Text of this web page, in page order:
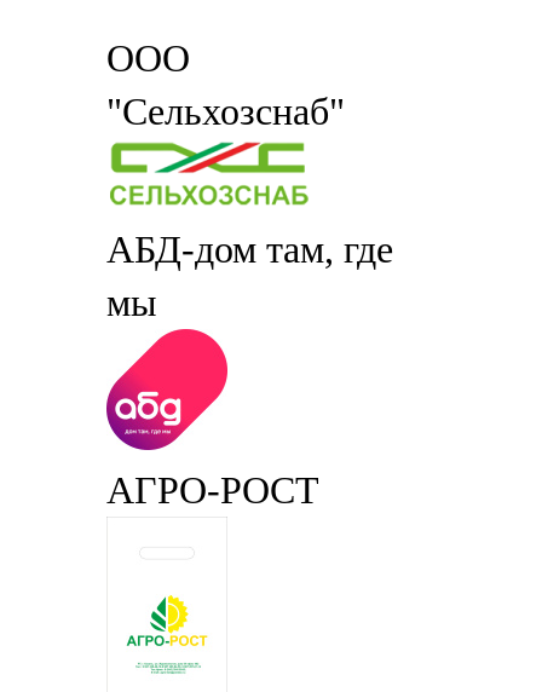
ООО
"Сельхозснаб"
АБД-дом там, где
мы
АГРО-РОСТ